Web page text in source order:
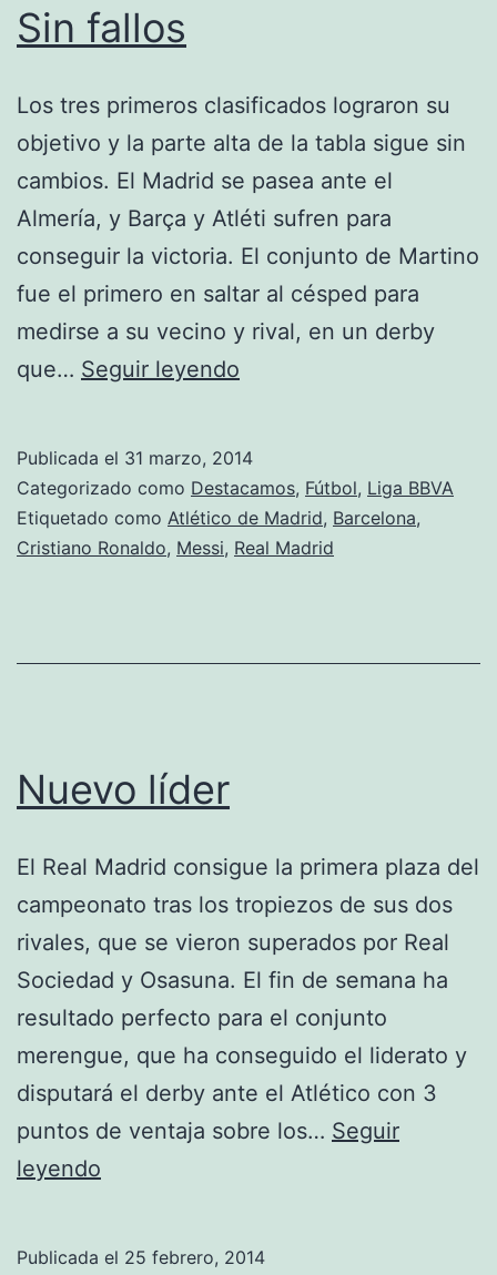
Sin fallos
Los tres primeros clasificados lograron su
objetivo y la parte alta de la tabla sigue sin
cambios. El Madrid se pasea ante el
Almería, y Barça y Atléti sufren para
conseguir la victoria. El conjunto de Martino
fue el primero en saltar al césped para
medirse a su vecino y rival, en un derby
que… Seguir leyendo
Publicada el 31 marzo, 2014
Categorizado como Destacamos, Fútbol, Liga BBVA
Etiquetado como Atlético de Madrid, Barcelona,
Cristiano Ronaldo, Messi, Real Madrid
Nuevo líder
El Real Madrid consigue la primera plaza del
campeonato tras los tropiezos de sus dos
rivales, que se vieron superados por Real
Sociedad y Osasuna. El fin de semana ha
resultado perfecto para el conjunto
merengue, que ha conseguido el liderato y
disputará el derby ante el Atlético con 3
puntos de ventaja sobre los… Seguir
leyendo
Publicada el 25 febrero, 2014